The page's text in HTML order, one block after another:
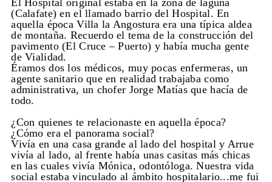
(Calafate) en el llamado barrio del Hospital. En
aquella época Villa la Angostura era una típica aldea
de montaña. Recuerdo el tema de la construcción del
pavimento (El Cruce – Puerto) y había mucha gente
de Vialidad.
Éramos dos los médicos, muy pocas enfermeras, un
agente sanitario que en realidad trabajaba como
administrativa, un chofer Jorge Matías que hacía de
todo.
¿Con quienes te relacionaste en aquella época?
¿Cómo era el panorama social?
Vivía en una casa grande al lado del hospital y Arrue
vivía al lado, al frente había unas casitas más chicas
en las cuales vivía Mónica, odontóloga. Nuestra vida
social estaba vinculado al ámbito hospitalario...me fui